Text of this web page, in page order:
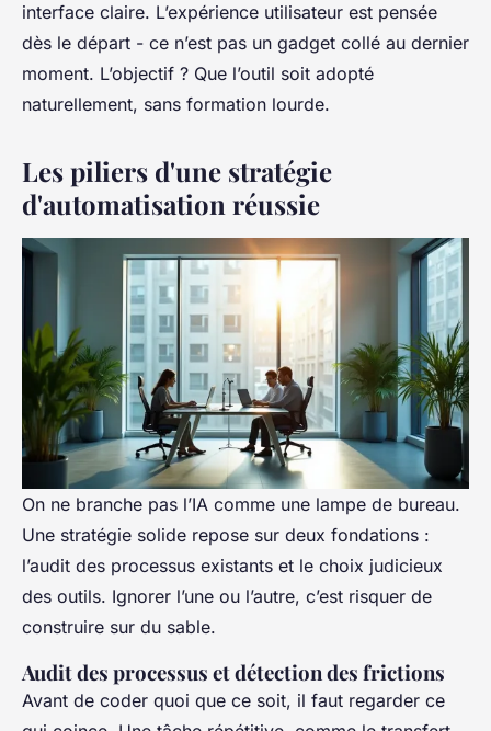
interface claire. L’expérience utilisateur est pensée
dès le départ - ce n’est pas un gadget collé au dernier
moment. L’objectif ? Que l’outil soit adopté
naturellement, sans formation lourde.
Les piliers d'une stratégie
d'automatisation réussie
On ne branche pas l’IA comme une lampe de bureau.
Une stratégie solide repose sur deux fondations :
l’audit des processus existants et le choix judicieux
des outils. Ignorer l’une ou l’autre, c’est risquer de
construire sur du sable.
Audit des processus et détection des frictions
Avant de coder quoi que ce soit, il faut regarder ce